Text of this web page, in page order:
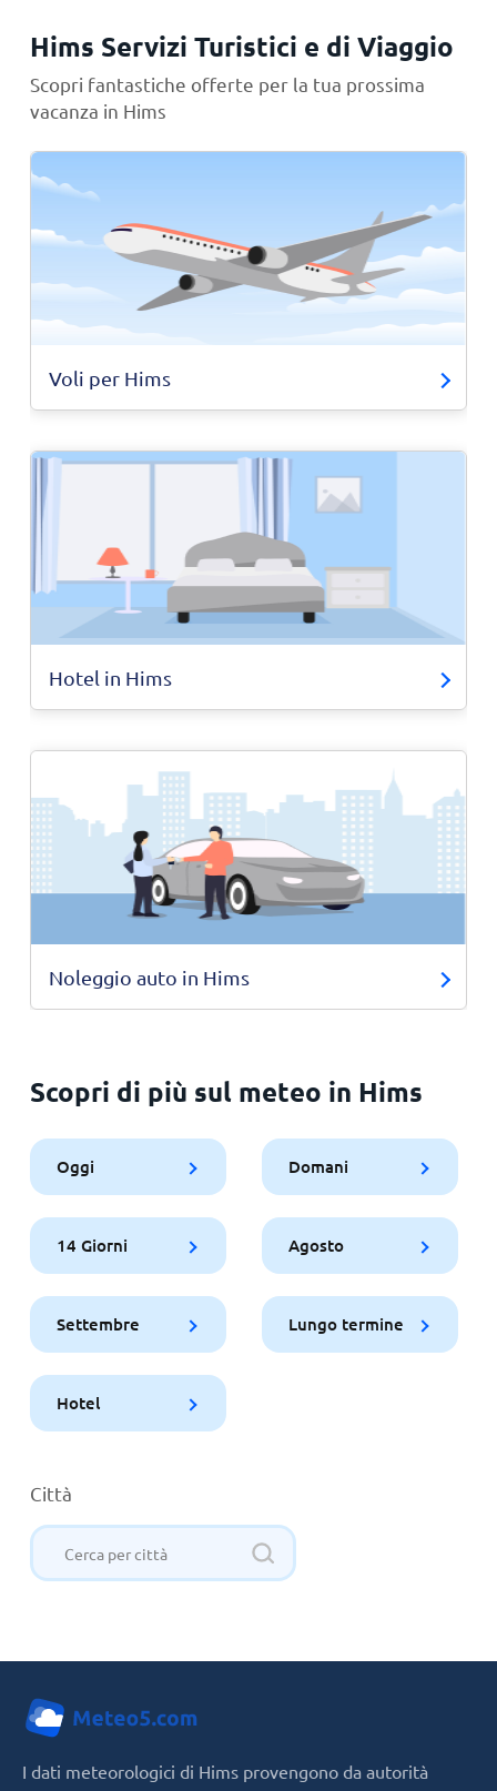
Hims Servizi Turistici e di Viaggio
Scopri fantastiche offerte per la tua prossima
vacanza in Hims
Voli per Hims
Hotel in Hims
Noleggio auto in Hims
Scopri di più sul meteo in Hims
Oggi Domani
14 Giorni Agosto
Settembre Lungo termine
Hotel
Città
I dati meteorologici di Hims provengono da autorità